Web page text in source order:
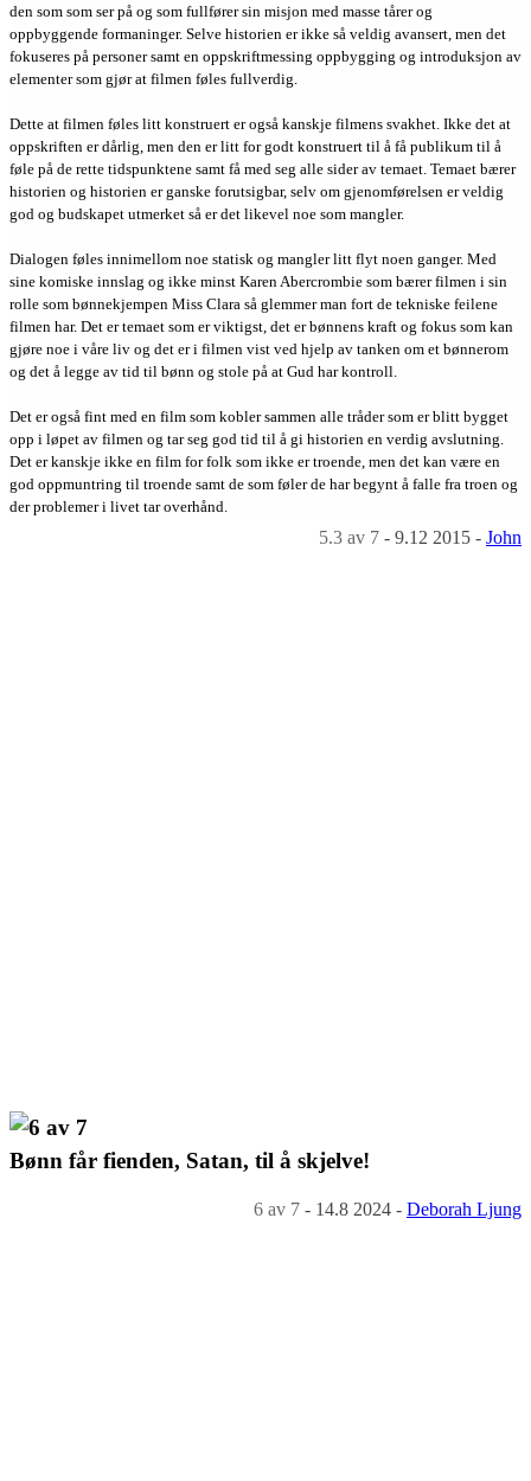
den som som ser på og som fullfører sin misjon med masse tårer og
oppbyggende formaninger. Selve historien er ikke så veldig avansert, men det
fokuseres på personer samt en oppskriftmessing oppbygging og introduksjon av
elementer som gjør at filmen føles fullverdig.
Dette at filmen føles litt konstruert er også kanskje filmens svakhet. Ikke det at
oppskriften er dårlig, men den er litt for godt konstruert til å få publikum til å
føle på de rette tidspunktene samt få med seg alle sider av temaet. Temaet bærer
historien og historien er ganske forutsigbar, selv om gjenomførelsen er veldig
god og budskapet utmerket så er det likevel noe som mangler.
Dialogen føles innimellom noe statisk og mangler litt flyt noen ganger. Med
sine komiske innslag og ikke minst Karen Abercrombie som bærer filmen i sin
rolle som bønnekjempen Miss Clara så glemmer man fort de tekniske feilene
filmen har. Det er temaet som er viktigst, det er bønnens kraft og fokus som kan
gjøre noe i våre liv og det er i filmen vist ved hjelp av tanken om et bønnerom
og det å legge av tid til bønn og stole på at Gud har kontroll.
Det er også fint med en film som kobler sammen alle tråder som er blitt bygget
opp i løpet av filmen og tar seg god tid til å gi historien en verdig avslutning.
Det er kanskje ikke en film for folk som ikke er troende, men det kan være en
god oppmuntring til troende samt de som føler de har begynt å falle fra troen og
der problemer i livet tar overhånd.
5.3 av 7 - 9.12 2015 - John
Bønn får fienden, Satan, til å skjelve!
6 av 7 - 14.8 2024 - Deborah Ljung